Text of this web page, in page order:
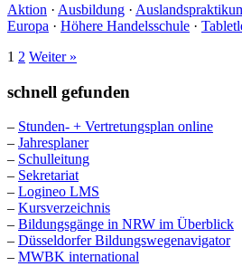
Aktion · Ausbildung ·
Europa · Höhere Handelsschule ·
1 2 Weiter »
schnell gefunden
– Stunden- + Vertretungsplan online
– Jahresplaner
– Schulleitung
– Sekretariat
– Logineo LMS
– Kursverzeichnis
– Bildungsgänge in NRW im Überblick
– Düsseldorfer Bildungswegenavigator
– MWBK international